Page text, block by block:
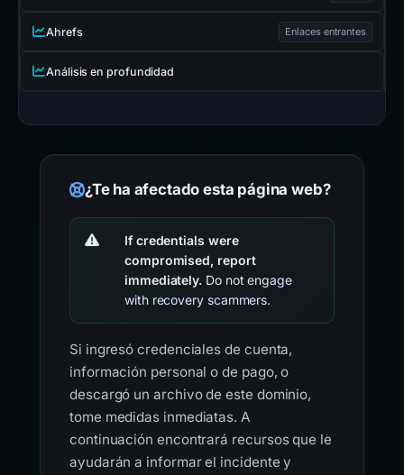
Ahrefs Enlaces entrantes
Análisis en profundidad
¿Te ha afectado esta página web?
If credentials were
compromised, report
immediately. Do not engage
with recovery scammers.
Si ingresó credenciales de cuenta,
información personal o de pago, o
descargó un archivo de este dominio,
tome medidas inmediatas. A
continuación encontrará recursos que le
ayudarán a informar el incidente y